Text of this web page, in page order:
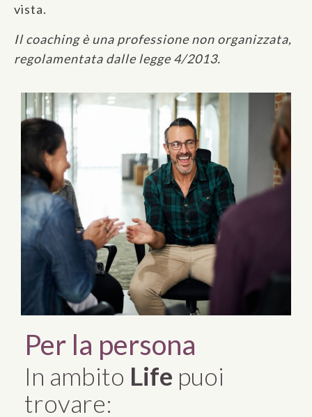
vista.
Il coaching è una professione non organizzata,
regolamentata dalle legge 4/2013.
Per la persona
In ambito Life puoi
trovare: